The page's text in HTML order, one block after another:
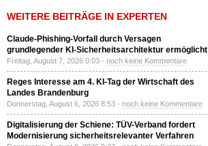
WEITERE BEITRÄGE IN EXPERTEN
Claude-Phishing-Vorfall durch Versagen
grundlegender KI-Sicherheitsarchitektur ermöglicht
Freitag, August 7, 2026 0:03 - noch keine Kommentare
Reges Interesse am 4. KI-Tag der Wirtschaft des
Landes Brandenburg
Donnerstag, August 6, 2026 8:53 - noch keine Kommentare
Digitalisierung der Schiene: TÜV-Verband fordert
Modernisierung sicherheitsrelevanter Verfahren